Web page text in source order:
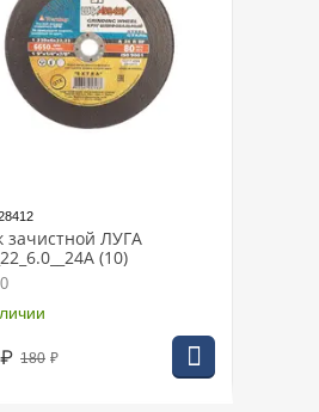
зачистной ЛУГА
(10)
180 ₽
₽